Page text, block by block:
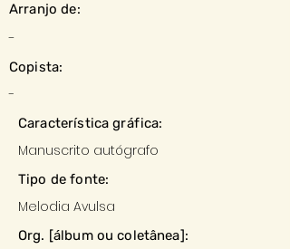
Arranjo de:
-
Copista:
-
Característica gráfica:
Manuscrito autógrafo
Tipo de fonte:
Melodia Avulsa
Org. [álbum ou coletânea]: